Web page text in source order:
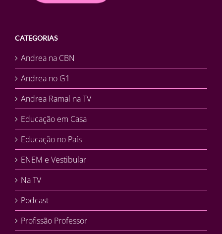
CATEGORIAS
Andrea na CBN
Andrea no G1
Andrea Ramal na TV
Educação em Casa
Educação no País
ENEM e Vestibular
Na TV
Podcast
Profissão Professor